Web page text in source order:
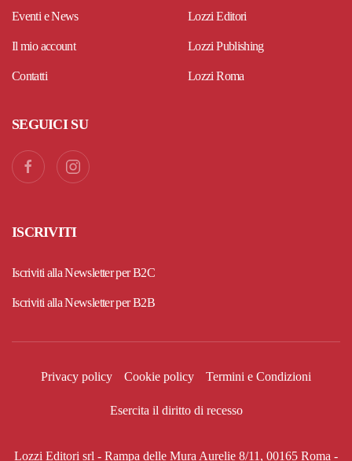
Eventi e News
Il mio account
Contatti
Lozzi Editori
Lozzi Publishing
Lozzi Roma
SEGUICI SU
ISCRIVITI
Iscriviti alla Newsletter per B2C
Iscriviti alla Newsletter per B2B
Privacy policy Cookie policy Termini e Condizioni
Esercita il diritto di recesso
Lozzi Editori srl - Rampa delle Mura Aurelie 8/11, 00165 Roma -